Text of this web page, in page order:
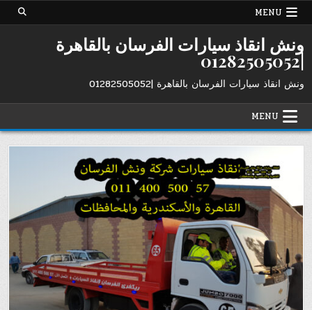
Skip
MENU
ونش انقاذ سيارات الفرسان بالقاهرة
|01282505052
ونش انقاذ سيارات الفرسان بالقاهرة |01282505052
MENU